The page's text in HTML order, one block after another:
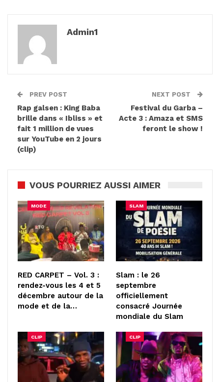
Admin1
PREV POST
Rap galsen : King Baba
brille dans « Ibliss » et
fait 1 million de vues
sur YouTube en 2 jours
(clip)
NEXT POST
Festival du Garba –
Acte 3 : Amaza et SMS
feront le show !
VOUS POURRIEZ AUSSI AIMER
MODE
RED CARPET – Vol. 3 :
rendez-vous les 4 et 5
décembre autour de la
mode et de la…
SLAM
Slam : le 26
septembre
officiellement
consacré Journée
mondiale du Slam
CLIP CLIP